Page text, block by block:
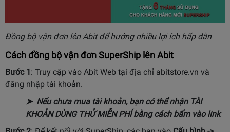
Đồng bộ vận đơn lên Abit để hưởng nhiều lợi ích hấp dẫn
Cách đồng bộ vận đơn SuperShip lên Abit
Bước 1: Truy cập vào Abit Web tại địa chỉ abitstore.vn và
đăng nhập tài khoản.
➤ Nếu chưa mua tài khoản, bạn có thể nhận TÀI
KHOẢN DÙNG THỬ MIỄN PHÍbằng cách bấm vào link